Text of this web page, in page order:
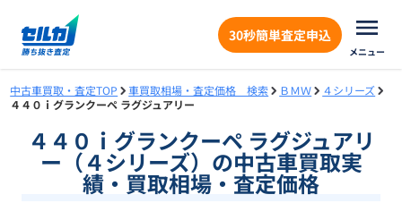
30秒簡単査定申込
メニュー
中古車買取・査定TOP 車買取相場・査定価格 検索 ＢＭＷ
４シリーズ
４４０ｉグランクーペ ラグジュアリー
４４０ｉグランクーペ ラグジュアリ
ー（４シリーズ）の中古車買取実
績・買取相場・査定価格